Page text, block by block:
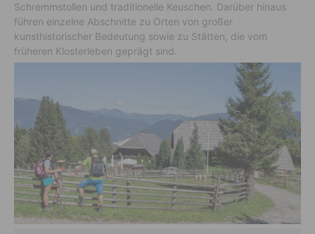
Schremmstollen und traditionelle Keuschen. Darüber hinaus
führen einzelne Abschnitte zu Orten von großer
kunsthistorischer Bedeutung sowie zu Stätten, die vom
früheren Klosterleben geprägt sind.